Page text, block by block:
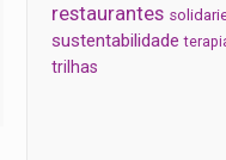
restaurantes
sustentabilidade
trilhas